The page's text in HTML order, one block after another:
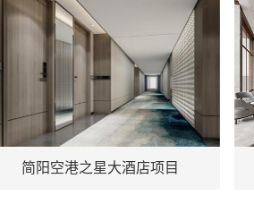
地址：四川简阳
简阳空港之星大酒店项目